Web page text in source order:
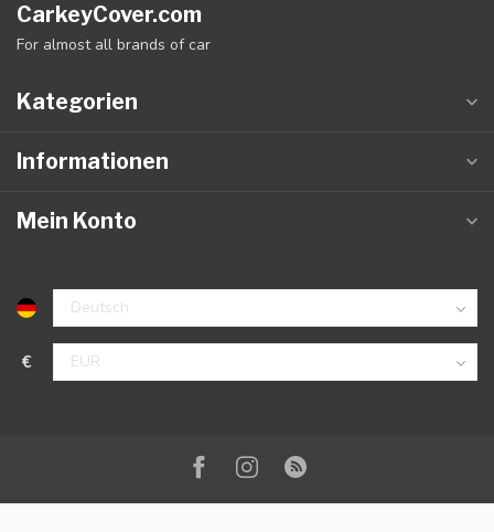
CarkeyCover.com
For almost all brands of car
Kategorien
Informationen
Mein Konto
€